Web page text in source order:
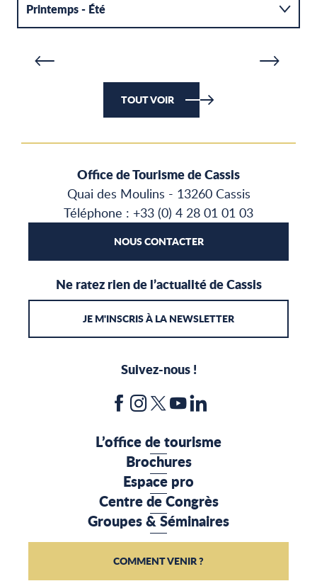
Printemps - Été
LIRE LA SUITE
TOUT VOIR
Office de Tourisme de Cassis
Quai des Moulins - 13260 Cassis
Téléphone : +33 (0) 4 28 01 01 03
NOUS CONTACTER
Ne ratez rien de l’actualité de Cassis
JE M'INSCRIS À LA NEWSLETTER
Suivez-nous !
L’office de tourisme
Brochures
Espace pro
Centre de Congrès
Groupes & Séminaires
COMMENT VENIR ?